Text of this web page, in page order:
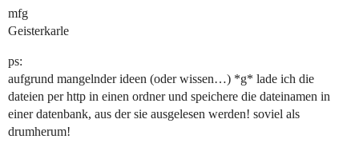
mfg
Geisterkarle
ps:
aufgrund mangelnder ideen (oder wissen…) *g* lade ich die
dateien per http in einen ordner und speichere die dateinamen in
einer datenbank, aus der sie ausgelesen werden! soviel als
drumherum!